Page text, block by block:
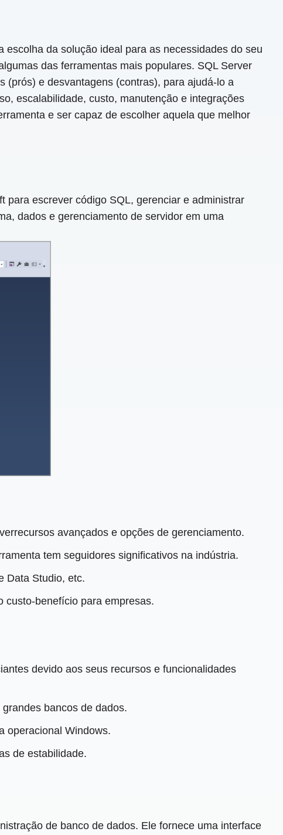
da solução ideal para as necessidades do seu
das ferramentas mais populares. SQL Server
(prós) e desvantagens (contras), para ajudá-lo a
escalabilidade, custo, manutenção e integrações
e ser capaz de escolher aquela que melhor
para escrever código SQL, gerenciar e administrar
dados e gerenciamento de servidor em uma
avançados e opções de gerenciamento.
tem seguidores significativos na indústria.
Data Studio, etc.
custo-benefício para empresas.
devido aos seus recursos e funcionalidades
bancos de dados.
operacional Windows.
de estabilidade.
de banco de dados. Ele fornece uma interface